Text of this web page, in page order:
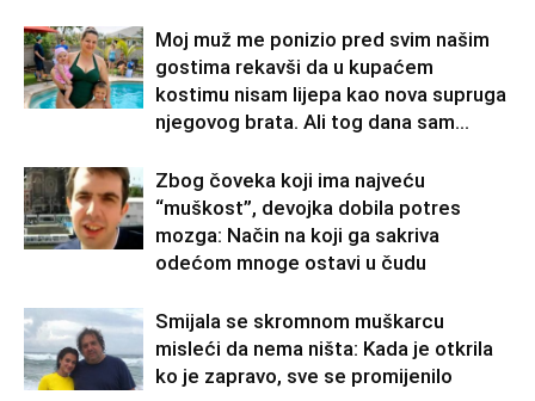
Moj muž me ponizio pred svim našim
gostima rekavši da u kupaćem
kostimu nisam lijepa kao nova supruga
njegovog brata. Ali tog dana sam...
Zbog čoveka koji ima najveću
“muškost”, devojka dobila potres
mozga: Način na koji ga sakriva
odećom mnoge ostavi u čudu
Smijala se skromnom muškarcu
misleći da nema ništa: Kada je otkrila
ko je zapravo, sve se promijenilo